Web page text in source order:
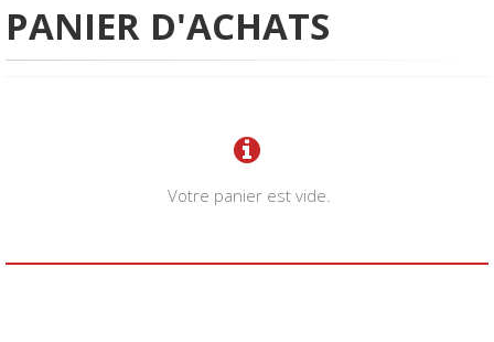
PANIER D'ACHATS
Votre panier est vide.